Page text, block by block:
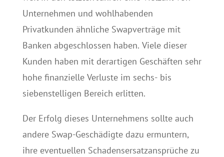
Unternehmen und wohlhabenden
Privatkunden ähnliche Swapverträge mit
Banken abgeschlossen haben. Viele dieser
Kunden haben mit derartigen Geschäften sehr
hohe finanzielle Verluste im sechs- bis
siebenstelligen Bereich erlitten.
Der Erfolg dieses Unternehmens sollte auch
andere Swap-Geschädigte dazu ermuntern,
ihre eventuellen Schadensersatzansprüche zu